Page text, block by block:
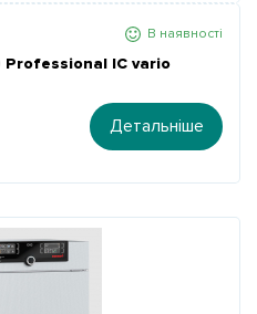
В наявності
Professional IC vario
Детальніше